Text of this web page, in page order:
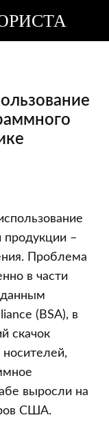
продукции –
Проблема
в части
данным
(BSA), в
скачок
выросли на
США.